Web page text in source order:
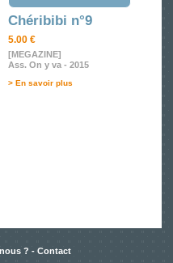
Chéribibi n°9
5.00 €
[MEGAZINE]
Ass. On y va - 2015
> En savoir plus
? - Contact